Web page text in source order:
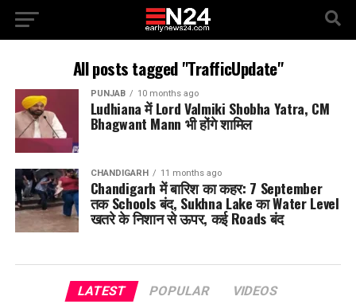
All posts tagged "TrafficUpdate"
PUNJAB 10 months ago
Ludhiana में Lord Valmiki Shobha Yatra, CM
Bhagwant Mann भी होंगे शामिल
CHANDIGARH 11 months ago
Chandigarh में बारिश का कहर: 7 September
तक Schools बंद, Sukhna Lake का Water Level
खतरे के निशान से ऊपर, कई Roads बंद
LATEST POPULAR VIDEOS